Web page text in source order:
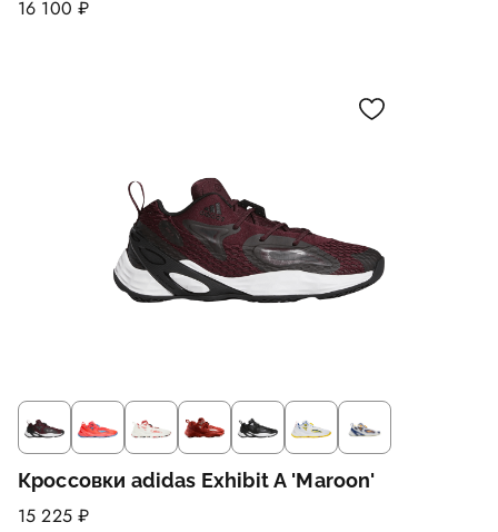
16 100 ₽
Кроссовки adidas Exhibit A 'Maroon'
15 225 ₽